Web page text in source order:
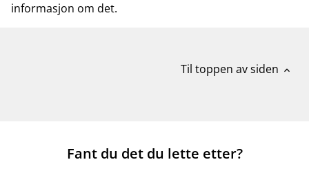
informasjon om det.
Til toppen av siden expand_less
Fant du det du lette etter?